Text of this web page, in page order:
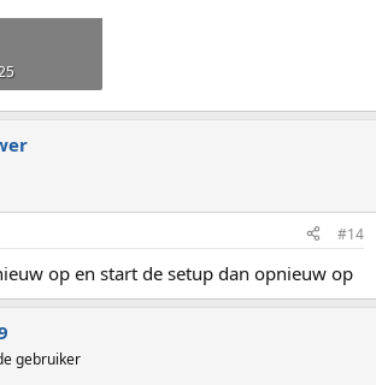
#14
op en start de setup dan opnieuw op
gebruiker